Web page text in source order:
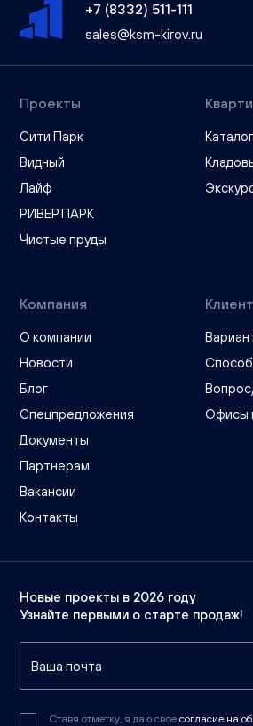
+7 (8332) 511-111
sales@ksm-kirov.ru
Проекты
Сити Парк
Видный
Лайф
РИВЕР ПАРК
Чистые пруды
Компания
О компании
Новости
Блог
Спецпредложения
Документы
Партнерам
Вакансии
Контакты
Офисы
Новые проекты в 2026 году
Узнайте первыми о старте продаж!
Ставя отметку, я даю свое согласие на